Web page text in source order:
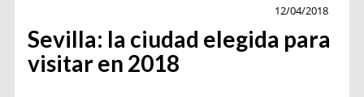
12/04/2018
Sevilla: la ciudad elegida para
visitar en 2018